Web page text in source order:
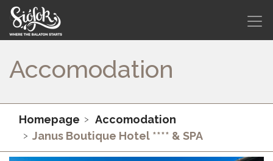
Accomodation
Homepage
Accomodation
Janus Boutique Hotel **** & SPA